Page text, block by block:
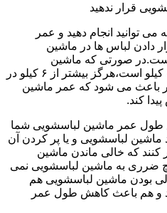
قرار ندهید
توانید انجام دهید و عمر
دادن لباس ها در ماشین
صورتی که ماشین
لباسشویی شما دارای ظرفیت ۶ کیلو است،هرگز بیشتر از ۶ کیلو در
باعث می شود که عمر ماشین
کند.
عمر ماشین لباسشویی شما
لباسشویی و یا پر کردن آن
کنند که خالی ماندن ماشین
ضرری به ماشین لباسشویی نمی
بودن ماشین لباسشویی هم
و هم باعث کاهش طول عمر